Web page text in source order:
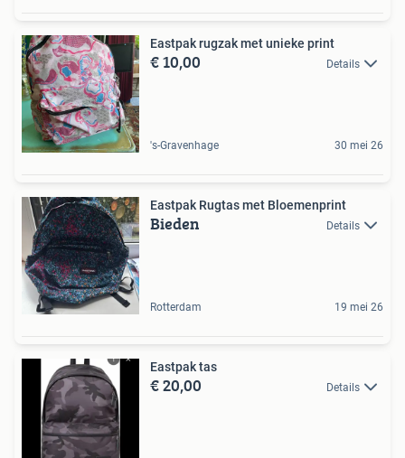
Eastpak rugzak met unieke print
€ 10,00 Details
's-Gravenhage 30 mei 26
Eastpak Rugtas met Bloemenprint
Bieden Details
Rotterdam 19 mei 26
Eastpak tas
€ 20,00 Details